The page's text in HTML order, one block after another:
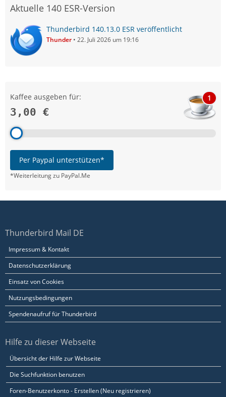
Aktuelle 140 ESR-Version
Thunderbird 140.13.0 ESR veröffentlicht
Thunder 22. Juli 2026 um 19:16
Kaffee ausgeben für:
3,00 €
1
Per Paypal unterstützen*
*Weiterleitung zu PayPal.Me
Thunderbird Mail DE
Impressum & Kontakt
Datenschutzerklärung
Einsatz von Cookies
Nutzungsbedingungen
Spendenaufruf für Thunderbird
Hilfe zu dieser Webseite
Übersicht der Hilfe zur Webseite
Die Suchfunktion benutzen
Foren-Benutzerkonto - Erstellen (Neu registrieren)